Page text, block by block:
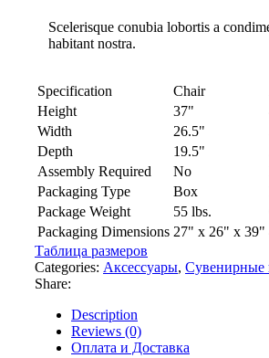
Scelerisque conubia lobortis a
habitant nostra.
Specification Chair
Height
37"
Width
26.5"
Depth
19.5"
Assembly Required
No
Packaging Type
Box
Package Weight
55 lbs.
Packaging Dimensions 27" x 26" x 39"
Таблица размеров
Categories: Аксессуары, Сувенирные
Share:
Description
Reviews (0)
Оплата и Доставка